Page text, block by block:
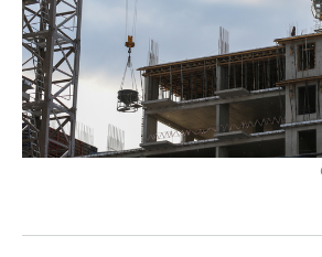
НЕФТЬ
ОПК
ЭНЕРГЕТИКА
ТРАНСПОРТ
УСЛУГИ
IT
МЕДИА
ТЕЛЕКОММУНИКАЦИИ
НОВОСТИ МЕРОПРИЯТИЙ
ВЫЕЗДНАЯ РЕДАКЦИЯ
БИЗНЕС-БРАНЧИ
СПОРТ
НОВОСТИ СПОРТА
ФУТБОЛ
ОБЩЕСТВО
НОВОСТИ ОБЩЕСТВА
ФОТОГАЛЕРЕЯ